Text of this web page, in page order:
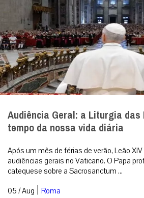
Audiência Geral: a Liturgia
tempo da nossa vida diária
Após um mês de férias de verão, Leão
audiências gerais no Vaticano. O Papa
catequese sobre a Sacrosanctum ...
05 / Aug | Roma